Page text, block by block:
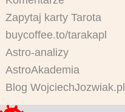
Zapytaj karty Tarota
buycoffee.to/tarakapl
Astro-analizy
AstroAkademia
Blog WojciechJozwiak.pl